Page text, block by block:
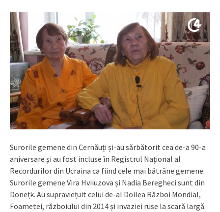
Surorile gemene din Cernăuți și-au sărbătorit cea de-a 90-a
aniversare și au fost incluse în Registrul Național al
Recordurilor din Ucraina ca fiind cele mai bătrâne gemene.
Surorile gemene Vira Hviiuzova și Nadia Beregheci sunt din
Donețk. Au supraviețuit celui de-al Doilea Război Mondial,
Foametei, războiului din 2014 și invaziei ruse la scară largă.